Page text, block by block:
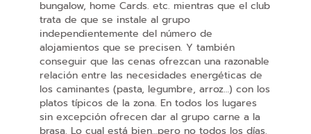
bungalow, home Cards. etc. mientras que el club
trata de que se instale al grupo
independientemente del número de
alojamientos que se precisen. Y también
conseguir que las cenas ofrezcan una razonable
relación entre las necesidades energéticas de
los caminantes (pasta, legumbre, arroz…) con los
platos típicos de la zona. En todos los lugares
sin excepción ofrecen dar al grupo carne a la
brasa. Lo cual está bien…pero no todos los días.